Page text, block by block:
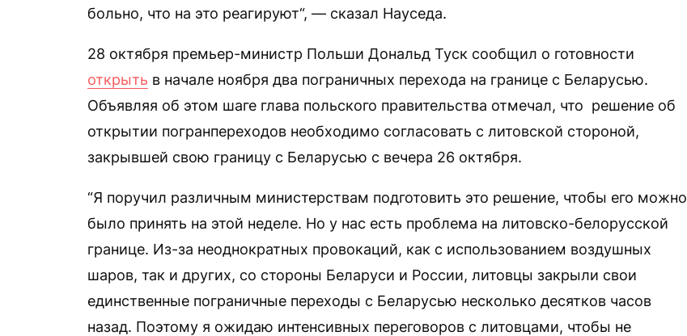
больно, что на это реагируют“, — сказал Науседа.
28 октября премьер-министр Польши Дональд Туск сообщил о готовности
открыть в начале ноября два пограничных перехода на границе с Беларусью.
Объявляя об этом шаге глава польского правительства отмечал, что решение об
открытии погранпереходов необходимо согласовать с литовской стороной,
закрывшей свою границу с Беларусью с вечера 26 октября.
“Я поручил различным министерствам подготовить это решение, чтобы его можно
было принять на этой неделе. Но у нас есть проблема на литовско-белорусской
границе. Из-за неоднократных провокаций, как с использованием воздушных
шаров, так и других, со стороны Беларуси и России, литовцы закрыли свои
единственные пограничные переходы с Беларусью несколько десятков часов
назад. Поэтому я ожидаю интенсивных переговоров с литовцами, чтобы не